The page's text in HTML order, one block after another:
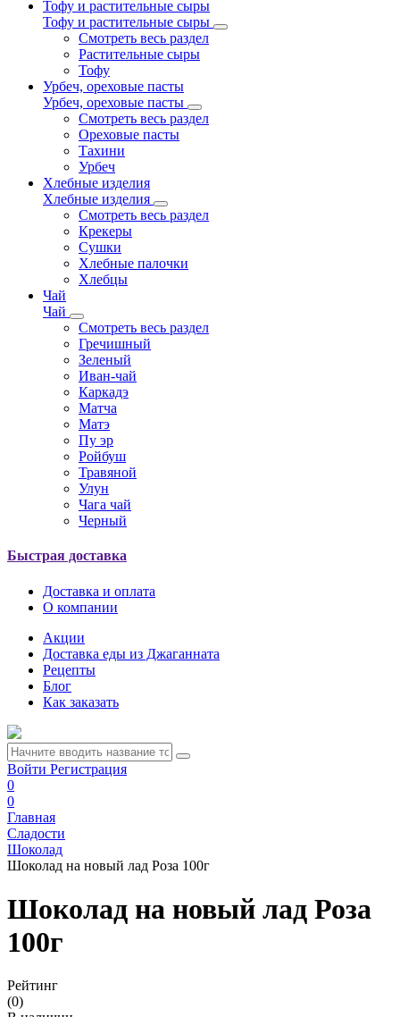
Тофу и растительные сыры
Тофу и растительные сыры
Смотреть весь раздел
Растительные сыры
Тофу
Урбеч, ореховые пасты
Урбеч, ореховые пасты
Смотреть весь раздел
Ореховые пасты
Тахини
Урбеч
Хлебные изделия
Хлебные изделия
Смотреть весь раздел
Крекеры
Сушки
Хлебные палочки
Хлебцы
Чай
Чай
Смотреть весь раздел
Гречишный
Зеленый
Иван-чай
Каркадэ
Матча
Матэ
Пу эр
Ройбуш
Травяной
Улун
Чага чай
Черный
Быстрая доставка
Доставка и оплата
О компании
Акции
Доставка еды из Джаганната
Рецепты
Блог
Как заказать
Войти Регистрация
0
0
Главная
Сладости
Шоколад
Шоколад на новый лад Роза 100г
Шоколад на новый лад Роза
100г
Рейтинг
(0)